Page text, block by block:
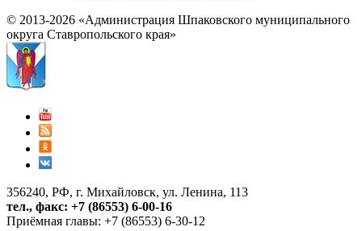
© 2013-2026 «Администрация Шпаковского муниципального
округа Ставропольского края»
356240, РФ, г. Михайловск, ул. Ленина, 113
тел., факс: +7 (86553) 6-00-16
Приёмная главы: +7 (86553) 6-30-12